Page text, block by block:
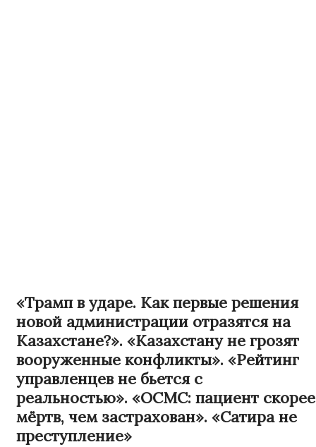
«Трамп в ударе. Как первые решения
новой администрации отразятся на
Казахстане?». «Казахстану не грозят
вооруженные конфликты». «Рейтинг
управленцев не бьется с
реальностью». «ОСМС: пациент скорее
мёртв, чем застрахован». «Сатира не
преступление»